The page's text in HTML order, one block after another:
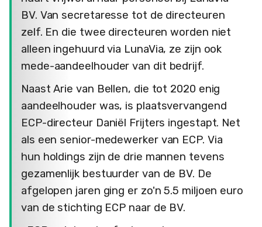
BV. Van secretaresse tot de directeuren
zelf. En die twee directeuren worden niet
alleen ingehuurd via LunaVia, ze zijn ook
mede-aandeelhouder van dit bedrijf.
Naast Arie van Bellen, die tot 2020 enig
aandeelhouder was, is plaatsvervangend
ECP-directeur Daniël Frijters ingestapt. Net
als een senior-medewerker van ECP. Via
hun holdings zijn de drie mannen tevens
gezamenlijk bestuurder van de BV. De
afgelopen jaren ging er zo'n 5.5 miljoen euro
van de stichting ECP naar de BV.